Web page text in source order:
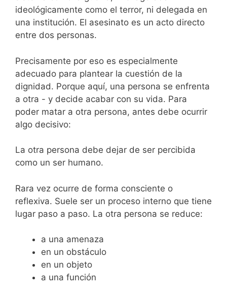
ideológicamente como el terror, ni delegada en
una institución. El asesinato es un acto directo
entre dos personas.
Precisamente por eso es especialmente
adecuado para plantear la cuestión de la
dignidad. Porque aquí, una persona se enfrenta
a otra - y decide acabar con su vida. Para
poder matar a otra persona, antes debe ocurrir
algo decisivo:
La otra persona debe dejar de ser percibida
como un ser humano.
Rara vez ocurre de forma consciente o
reflexiva. Suele ser un proceso interno que tiene
lugar paso a paso. La otra persona se reduce:
a una amenaza
en un obstáculo
en un objeto
a una función